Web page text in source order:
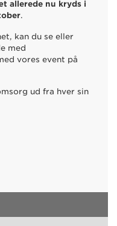
allerede nu kryds i
.
kan du se eller
med
vores event på
ud fra hver sin